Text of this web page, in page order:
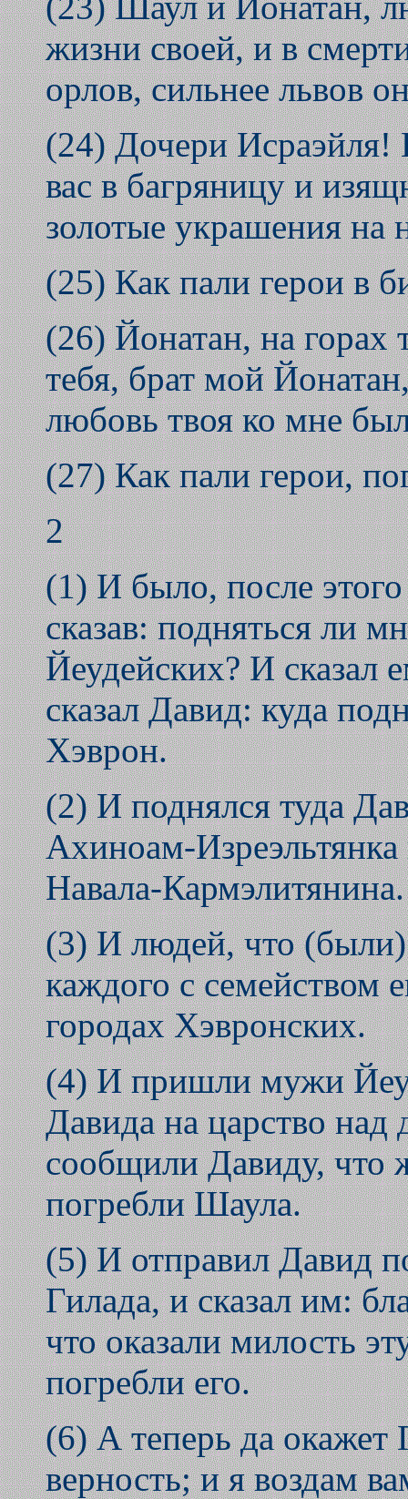
жизни своей, и в
орлов, сильнее львов
(24) Дочери Исраэйля!
вас в багряницу и
золотые украшения на
(25) Как пали герои в
(26) Йонатан, на горах
тебя, брат мой
любовь твоя ко мне
(27) Как пали герои,
2
(1) И было, после
сказав: подняться ли
Йеудейских? И сказал
сказал Давид: куда
Хэврон.
(2) И поднялся туда
Ахиноам-
Навала-Кармэлитянина.
(3) И людей, что
каждого с семейством
городах Хэвронских.
(4) И пришли мужи
Давида на царство
сообщили Давиду, что
погребли Шаула.
(5) И отправил Давид
Гилада, и сказал им:
что оказали милость
погребли его.
(6) А теперь да окажет
верность; и я воздам